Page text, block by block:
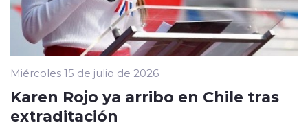
Miércoles 15 de julio de 2026
Karen Rojo ya arribo en Chile tras
extraditación